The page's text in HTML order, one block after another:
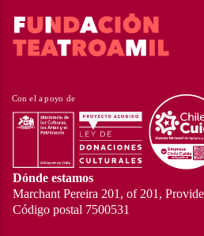
Dónde estamos
Marchant Pereira 201, of 201,
Código postal 7500531